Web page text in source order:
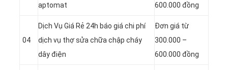
aptomat
600.000 đồng
04
Dịch Vụ Giá Rẻ 24h báo giá chi phí
dịch vụ thợ sửa chữa chập cháy
dây điện
Đơn giá từ
300.000 –
600.000 đồng